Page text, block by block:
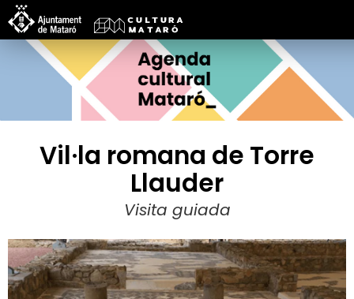
Vil·la romana de Torre
Llauder
Visita guiada